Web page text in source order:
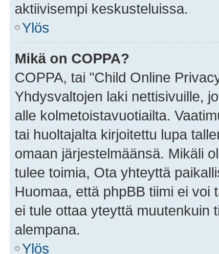
aktiivisempi keskusteluissa.
Ylös
Mikä on COPPA?
COPPA, tai "Child Online
Yhdysvaltojen laki nettisivuille,
alle kolmetoistavuotiailta.
tai huoltajalta kirjoitettu lupa
omaan järjestelmäänsä. Mikäli
tulee toimia, Ota yhteyttä
Huomaa, että phpBB tiimi ei
ei tule ottaa yteyttä muutenkuin
alempana.
Ylös